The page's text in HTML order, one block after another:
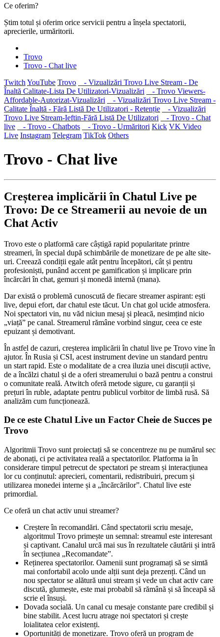
Ce oferim?
Știm totul și oferim orice servicii pentru a înșela spectatorii,
aprecierile, urmăritorii.
Trovo
Trovo - Chat live
Twitch YouTube Trovo
- Vizualizări Trovo Live Stream - De
Înaltă Calitate-Lista De Utilizatori-Vizualizări
- Trovo Viewers-
Affordable-Autorizat-Vizualizări
- Vizualizări Trovo Live Stream -
Calitate Înaltă - Fără Listă De Utilizatori - Retenție
- Vizualizări
Trovo Live Stream-Ieftin-Fără Listă De Utilizatori
- Trovo - Chat
live
- Trovo - Chatbots - Trovo - Urmăritori Kick VK Video
Live Instagram Telegram TikTok Others
Trovo - Chat live
Creșterea implicării în Chatul Live pe
Trovo: De ce Streamerii au nevoie de un
Chat Activ
Trovo este o platformă care câștigă rapid popularitate printre
streameri, în special după schimbările de monetizare de pe alte site-
uri. Creează condiții egale atât pentru începători, cât și pentru
profesioniști, punând accent pe gamification și implicare prin
încărcări în chat, gemuri și monedă internă (mana).
Dar există o problemă cunoscută de fiecare streamer aspirant: ești
live, depui efort, dar chatul este tăcut. Un chat gol ucide atmosfera.
Noi spectatori vin, nu văd niciun mesaj și pleacă, nesimțind nicio
„viață” pe canal. Streamerul rămâne vorbind singur, ceea ce este
epuizant și demotivant.
În astfel de cazuri, creșterea implicării în chatul live pe Trovo vine în
ajutor. În Rusia și CSI, acest instrument devine un standard pentru
un start rapid. Este o modalitate de a crea iluzia unei discuții active,
de a încălzi chatul și de a oferi streamerului o bază pentru a construi
o comunitate reală. Atwitch oferă metode sigure, cu garanții și
prețuri în ruble, adaptate pentru publicul vorbitor de limbă rusă. Să
analizăm cum funcționează.
De ce este Chatul Live un Factor Cheie de Succes pe
Trovo
Algoritmii Trovo sunt proiectați să se concentreze nu pe numărul sec
de abonați, ci pe activitatea reală a spectatorilor. Platforma ia în
considerare timpul petrecut de spectatori pe stream și interacțiunea
lor cu conținutul: aprecieri, comentarii, redistribuiri, precum și
utilizarea monedei interne și a „încărcărilor”. Chatul live este
primordial.
Ce oferă un chat activ unui streamer?
Creștere în recomandări. Când spectatorii scriu mesaje,
algoritmul Trovo primește un semnal: streamul este interesant
și captivant. Canalul urcă mai sus în rezultatele căutării și intră
în secțiunea „Recomandate”.
Reținerea spectatorilor. Oamenii sunt programați să se simtă
mai confortabil acolo unde alții sunt deja prezenți. Când un
nou spectator se alătură unui stream și vede un chat activ care
discută, glumește, este mai probabil să rămână și să înceapă să
scrie el însuși.
Dovada socială. Un canal cu mesaje constante pare credibil și
bine stabilit. Acest lucru atrage noi spectatori și crește
loialitatea celor existenți.
Oportunități de monetizare. Trovo oferă un program de